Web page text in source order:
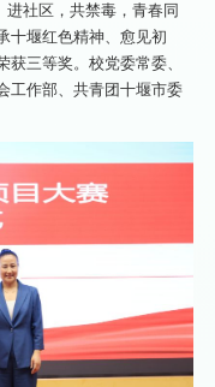
社区，共禁毒，青春同
堰红色精神、愈见初
三等奖。校党委常委、
工作部、共青团十堰市委